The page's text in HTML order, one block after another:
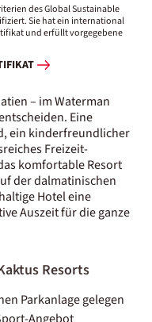
des Global Sustainable
Sie hat ein international
und erfüllt vorgegebene
– im Waterman
Eine
ein kinderfreundlicher
Freizeit-
komfortable Resort
der dalmatinischen
Hotel eine
Auszeit für die ganze
Resorts
Parkanlage gelegen